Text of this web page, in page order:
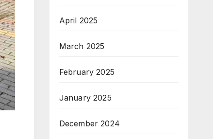
April 2025
March 2025
February 2025
January 2025
December 2024